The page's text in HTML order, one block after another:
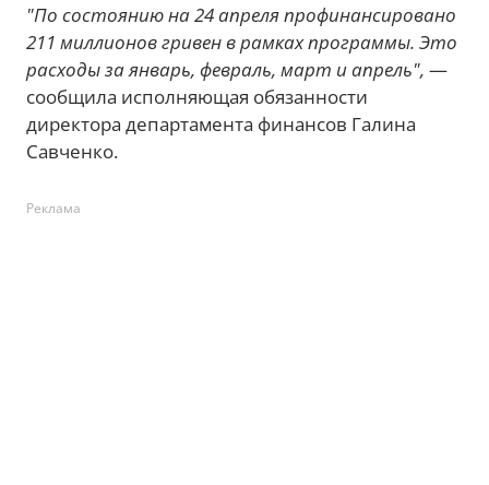
"По состоянию на 24 апреля профинансировано
211 миллионов гривен в рамках программы. Это
расходы за январь, февраль, март и апрель", —
сообщила исполняющая обязанности
директора департамента финансов Галина
Савченко.
Реклама